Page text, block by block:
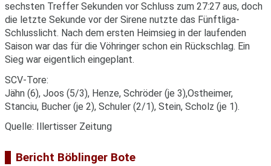
sechsten Treffer Sekunden vor Schluss zum 27:27 aus, doch
die letzte Sekunde vor der Sirene nutzte das Fünftliga-
Schlusslicht. Nach dem ersten Heimsieg in der laufenden
Saison war das für die Vöhringer schon ein Rückschlag. Ein
Sieg war eigentlich eingeplant.
SCV-Tore:
Jähn (6), Joos (5/3), Henze, Schröder (je 3),Ostheimer,
Stanciu, Bucher (je 2), Schuler (2/1), Stein, Scholz (je 1).
Quelle: Illertisser Zeitung
Bericht Böblinger Bote